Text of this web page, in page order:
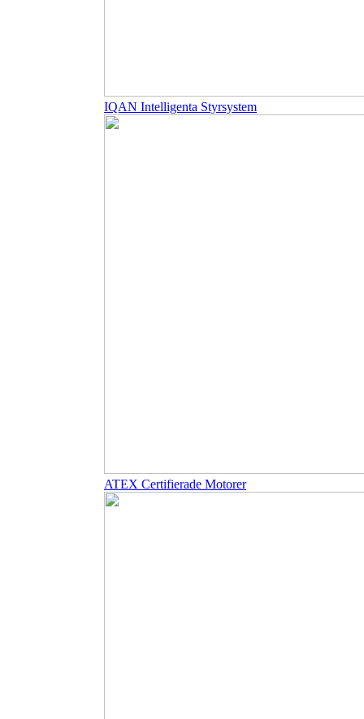
IQAN Intelligenta Styrsystem
ATEX Certifierade Motorer